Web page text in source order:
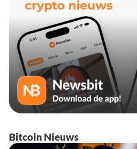
Bitcoin Nieuws